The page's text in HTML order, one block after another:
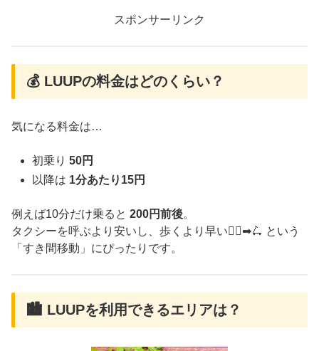
スポンサーリンク
💰 LUUPの料金はどのくらい？
気になる料金は…
初乗り50円
以降は 1分あたり15円
例えば10分だけ乗ると 200円前後。
タクシーを呼ぶより安いし、歩くより早い🚶‍♀️➡🛴 という
「すき間移動」にぴったりです。
🏙 LUUPを利用できるエリアは？